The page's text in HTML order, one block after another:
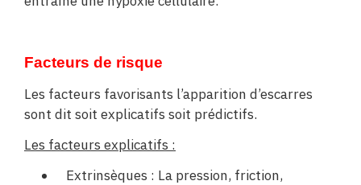
Facteurs de risque
Les facteurs favorisants l’apparition d’escarres
sont dit soit explicatifs soit prédictifs.
Les facteurs explicatifs :
Extrinsèques : La pression, friction,